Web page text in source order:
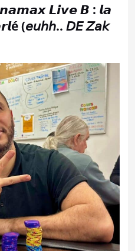
𝙇𝙞𝙫𝙚 𝘽 : 𝙡𝙖
(𝘦𝘶𝘩𝘩.. 𝘋𝘌 𝘡𝘢𝘬